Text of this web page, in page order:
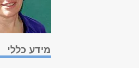
מידע כללי